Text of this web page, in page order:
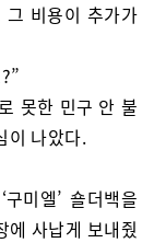
그 비용이 추가가
못한 민구 안 불
이 나았다.
미엘’ 숄더백을
에 사납게 보내줬